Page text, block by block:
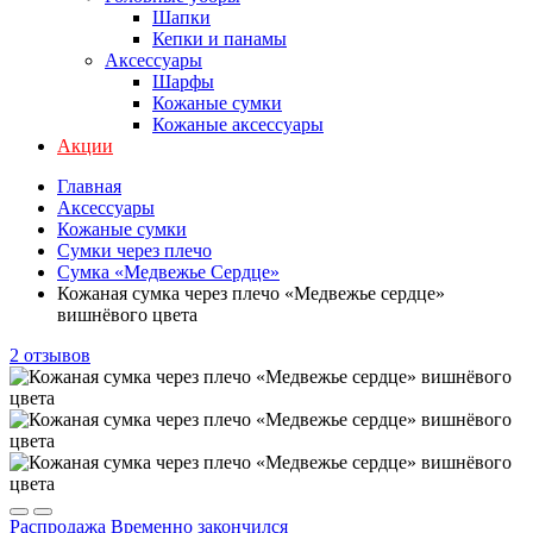
Шапки
Кепки и панамы
Аксессуары
Шарфы
Кожаные сумки
Кожаные аксессуары
Акции
Главная
Аксессуары
Кожаные сумки
Сумки через плечо
Сумка «Медвежье Сердце»
Кожаная сумка через плечо «Медвежье сердце»
вишнёвого цвета
2 отзывов
Распродажа Временно закончился